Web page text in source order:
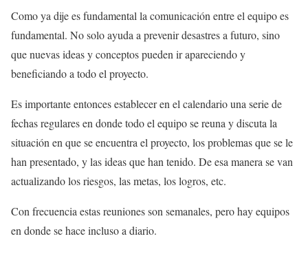
Como ya dije es fundamental la comunicación entre el equipo es
fundamental. No solo ayuda a prevenir desastres a futuro, sino
que nuevas ideas y conceptos pueden ir apareciendo y
beneficiando a todo el proyecto.
Es importante entonces establecer en el calendario una serie de
fechas regulares en donde todo el equipo se reuna y discuta la
situación en que se encuentra el proyecto, los problemas que se le
han presentado, y las ideas que han tenido. De esa manera se van
actualizando los riesgos, las metas, los logros, etc.
Con frecuencia estas reuniones son semanales, pero hay equipos
en donde se hace incluso a diario.